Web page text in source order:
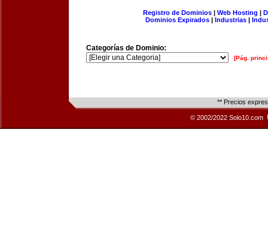
Registro de Dominios| Web Hosting |
Dominios Expirados | Industrias |
Categorías de Dominio:
[Pág.
** Precios
© 2002/2022 Solo10.com